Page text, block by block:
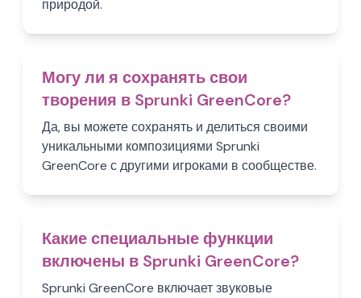
природой.
Могу ли я сохранять свои
творения в Sprunki GreenCore?
Да, вы можете сохранять и делиться своими
уникальными композициями Sprunki
GreenCore с другими игроками в сообществе.
Какие специальные функции
включены в Sprunki GreenCore?
Sprunki GreenCore включает звуковые